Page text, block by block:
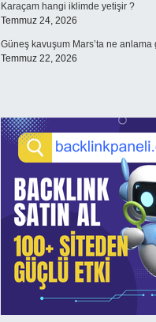
Karaçam hangi iklimde yetişir ?
Temmuz 24, 2026
Güneş kavuşum Mars’ta ne anlama
Temmuz 22, 2026